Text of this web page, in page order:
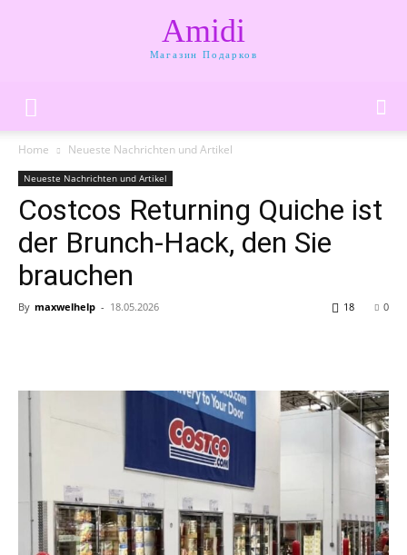
Amidi
Магазин Подарков
Home Neueste Nachrichten und Artikel
Neueste Nachrichten und Artikel
Costcos Returning Quiche ist
der Brunch-Hack, den Sie
brauchen
By maxwelhelp - 18.05.2026 0
18